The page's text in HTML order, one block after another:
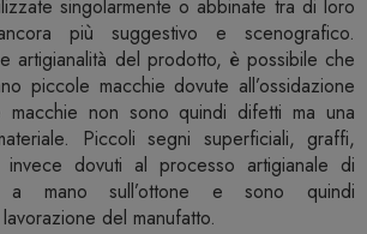
singolarmente o abbinate tra di loro
più suggestivo e scenografico.
artigianalità del prodotto, è possibile che
piccole macchie dovute all’ossidazione
macchie non sono quindi difetti ma una
Piccoli segni superficiali, graffi,
dovuti al processo artigianale di
a mano sull’ottone e sono quindi
del manufatto.